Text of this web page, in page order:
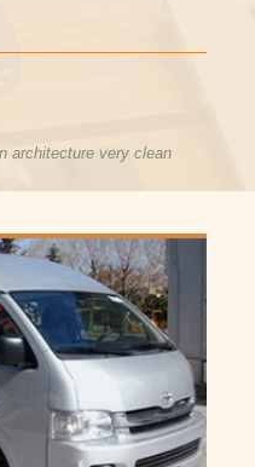
architecture very clean
the pool. The bungalow
mattress, mosquito
Friendly staff. Good
"